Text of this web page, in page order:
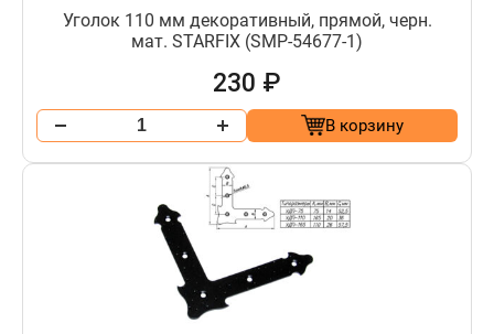
Уголок 110 мм декоративный, прямой, черн.
мат. STARFIX (SMP-54677-1)
230 ₽
В корзину